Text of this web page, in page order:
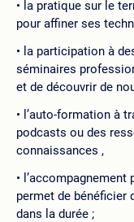
la pratique sur le
pour affiner ses
la participation à
séminaires
et de découvrir de
l’auto-formation à
podcasts ou des
connaissances ,
permet de bénéficier
dans la durée ;